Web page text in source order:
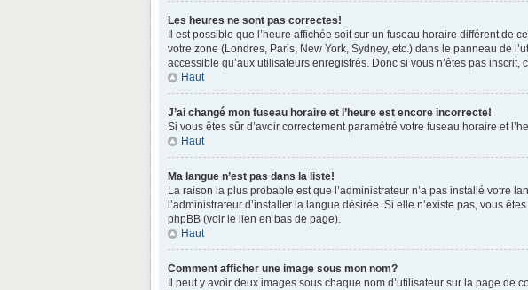
Les heures ne sont pas correctes!
Il est possible que l’heure affichée soit sur un fuseau horaire différent
votre zone (Londres, Paris, New York, Sydney, etc.) dans le panneau de
accessible qu’aux utilisateurs enregistrés. Donc si vous n’êtes pas inscrit,
Haut
J’ai changé mon fuseau horaire et l’heure est encore incorrecte!
Si vous êtes sûr d’avoir correctement paramétré votre fuseau horaire et
Haut
Ma langue n’est pas dans la liste!
La raison la plus probable est que l’administrateur n’a pas installé votre
l’administrateur d’installer la langue désirée. Si elle n’existe pas, vous
phpBB (voir le lien en bas de page).
Haut
Comment afficher une image sous mon nom?
Il peut y avoir deux images sous chaque nom d’utilisateur sur la page